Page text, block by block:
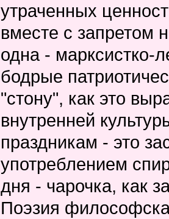
утраченных
вместе с запретом
одна - марксистко-
бодрые
"стону", как это
внутренней
праздникам - это
употреблением
дня - чарочка, как
Поэзия